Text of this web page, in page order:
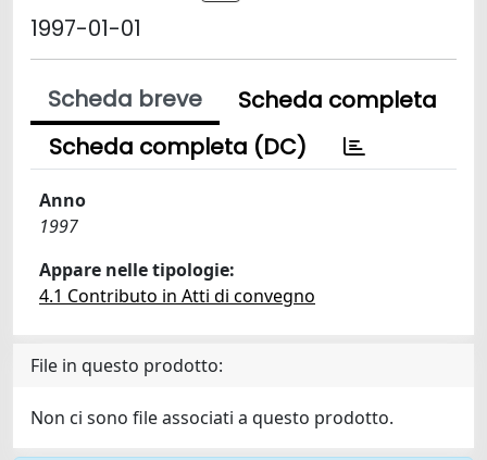
1997-01-01
Scheda breve
Scheda completa
Scheda completa (DC)
Anno
1997
Appare nelle tipologie:
4.1 Contributo in Atti di convegno
File in questo prodotto:
Non ci sono file associati a questo prodotto.